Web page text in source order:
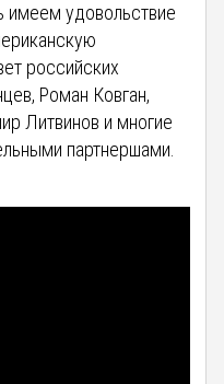
удовольствие
российских
Роман Ковган,
Литвинов и многие
партнершами.